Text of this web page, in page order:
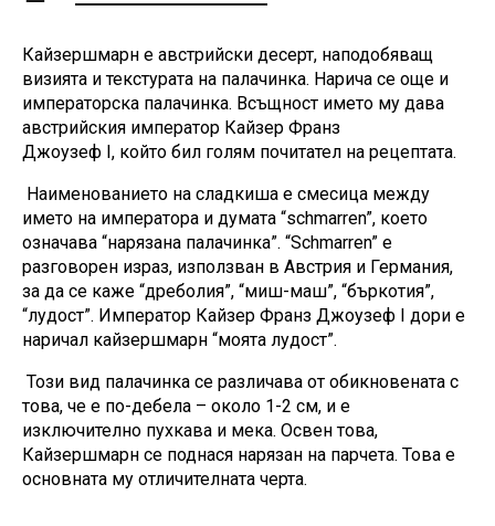
Кайзершмарн е австрийски десерт, наподобяващ
визията и текстурата на палачинка. Нарича се още и
императорска палачинка. Всъщност името му дава
австрийския император Кайзер Франз
Джоузеф I, който бил голям почитател на рецептата.
Наименованието на сладкиша е смесица между
името на императора и думата “schmarren”, което
означава “нарязана палачинка”. “Schmarren” е
разговорен израз, използван в Австрия и Германия,
за да се каже “дреболия”, “миш-маш”, “бъркотия”,
“лудост”. Император Кайзер Франз Джоузеф
дори е
наричал кайзершмарн “моята лудост”.
Този вид палачинка се различава от обикновената с
това, че е по-дебела – около 1-2 см, и е
изключително пухкава и мека. Освен това,
Кайзершмарн се поднася нарязан на парчета. Това е
основната му отличителната черта.